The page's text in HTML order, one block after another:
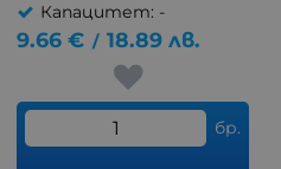
Капацитет: -
9.66 € / 18.89 лв.
бр.